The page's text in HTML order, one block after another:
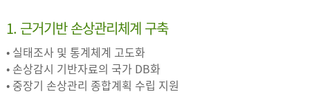
1. 근거기반 손상관리체계 구축
• 실태조사 및 통계체계 고도화
• 손상감시 기반자료의 국가 DB화
• 중장기 손상관리 종합계획 수립 지원